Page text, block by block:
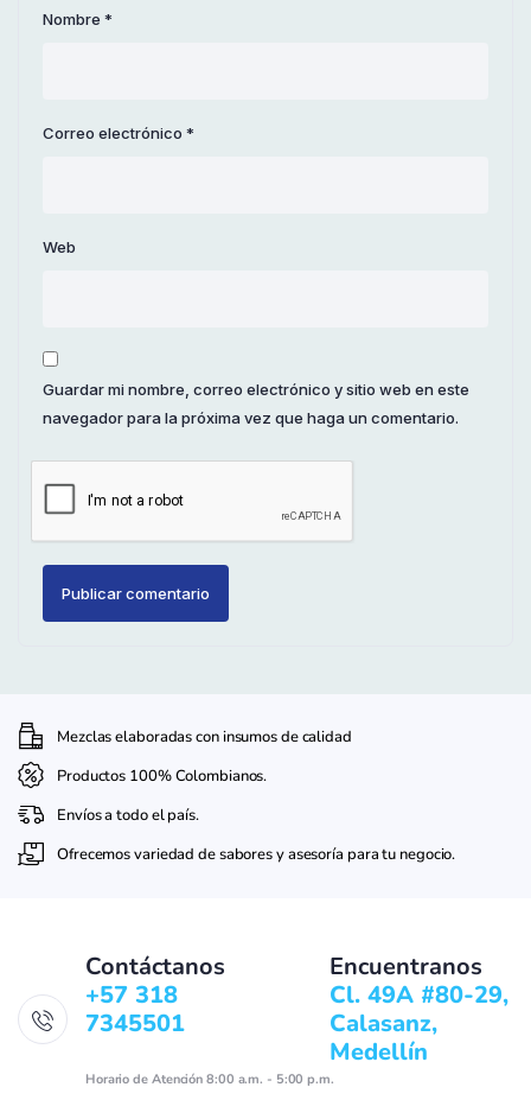
Nombre *
Correo electrónico *
Web
Guardar mi nombre, correo electrónico y sitio web en este
navegador para la próxima vez que haga un comentario.
Mezclas elaboradas con insumos de calidad
Productos 100% Colombianos.
Envíos a todo el país.
Ofrecemos variedad de sabores y asesoría para tu negocio.
Contáctanos
+57 318
7345501
Encuentranos
Cl. 49A #80-29,
Calasanz,
Medellín
Horario de Atención 8:00 a.m. - 5:00 p.m.